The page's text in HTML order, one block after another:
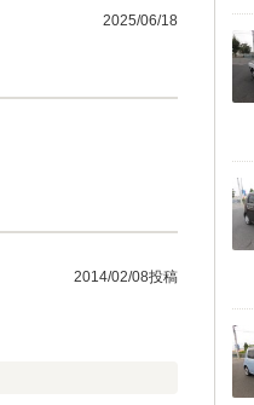
2025/06/18
2014/02/08投稿